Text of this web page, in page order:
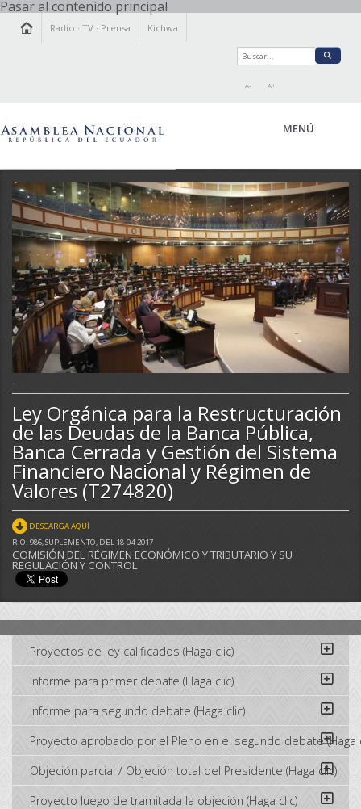
Pasar al contenido principal
Radio ·TV · Prensa Kichwa
A- A+
MENÚ
LA ASAMBLEA
LEGISLAMOS
FISCALIZAMOS
TRANSPARENCIA
PRENSA
PARTICIPACIÓN
RELACIONES INTERNACIONALES
Ley Orgánica para la Restructuración
de las Deudas de la Banca Pública,
Banca Cerrada y Gestión del Sistema
Financiero Nacional y Régimen de
Valores (T274820)
DESCARGA AQUÍ
R.O. 986, SUPLEMENTO, DEL 18-04-2017
COMISIÓN DEL RÉGIMEN ECONÓMICO Y TRIBUTARIO Y SU
REGULACIÓN Y CONTROL
Proyectos de ley calificados (Haga clic)
Informe para primer debate (Haga clic)
Informe para segundo debate (Haga clic)
Proyecto aprobado por el Pleno en el segundo debate (Haga
Objeción parcial / Objeción total del Presidente (Haga clic)
Proyecto luego de tramitada la objeción (Haga clic)